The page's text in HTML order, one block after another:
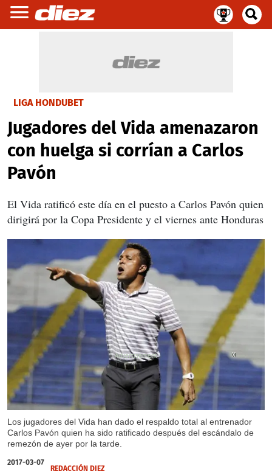
LIGA HONDUBET
Jugadores del Vida amenazaron
con huelga si corrían a Carlos
Pavón
El Vida ratificó este día en el puesto a Carlos Pavón quien
dirigirá por la Copa Presidente y el viernes ante Honduras
Los jugadores del Vida han dado el respaldo total al entrenador
Carlos Pavón quien ha sido ratificado después del escándalo de
remezón de ayer por la tarde.
X
2017-03-07
REDACCIÓN DIEZ